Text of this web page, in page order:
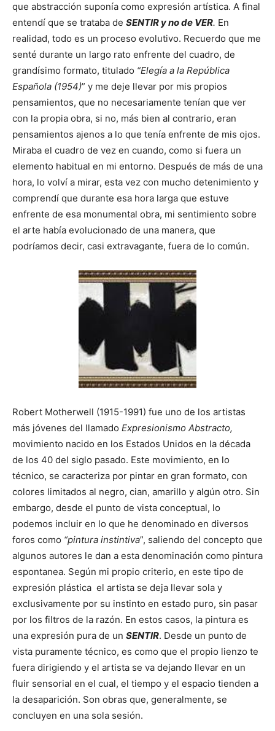
que abstracción suponía como expresión artística. A final
entendí que se trataba de SENTIR y no de VER. En
realidad, todo es un proceso evolutivo. Recuerdo que me
senté durante un largo rato enfrente del cuadro, de
grandísimo formato, titulado “Elegía a la República
Española (1954)” y me deje llevar por mis propios
pensamientos, que no necesariamente tenían que ver
con la propia obra, si no, más bien al contrario, eran
pensamientos ajenos a lo que tenía enfrente de mis ojos.
Miraba el cuadro de vez en cuando, como si fuera un
elemento habitual en mi entorno. Después de más de una
hora, lo volví a mirar, esta vez con mucho detenimiento y
comprendí que durante esa hora larga que estuve
enfrente de esa monumental obra, mi sentimiento sobre
el arte había evolucionado de una manera, que
podríamos decir, casi extravagante, fuera de lo común.
Robert Motherwell (1915-1991) fue uno de los artistas
más jóvenes del llamado Expresionismo Abstracto,
movimiento nacido en los Estados Unidos en la década
de los 40 del siglo pasado. Este movimiento, en lo
técnico, se caracteriza por pintar en gran formato, con
colores limitados al negro, cian, amarillo y algún otro. Sin
embargo, desde el punto de vista conceptual, lo
podemos incluir en lo que he denominado en diversos
foros como “pintura instintiva”, saliendo del concepto que
algunos autores le dan a esta denominación como pintura
espontanea. Según mi propio criterio, en este tipo de
expresión plástica el artista se deja llevar sola y
exclusivamente por su instinto en estado puro, sin pasar
por los filtros de la razón. En estos casos, la pintura es
una expresión pura de un SENTIR. Desde un punto de
vista puramente técnico, es como que el propio lienzo te
fuera dirigiendo y el artista se va dejando llevar en un
fluir sensorial en el cual, el tiempo y el espacio tienden a
la desaparición. Son obras que, generalmente, se
concluyen en una sola sesión.